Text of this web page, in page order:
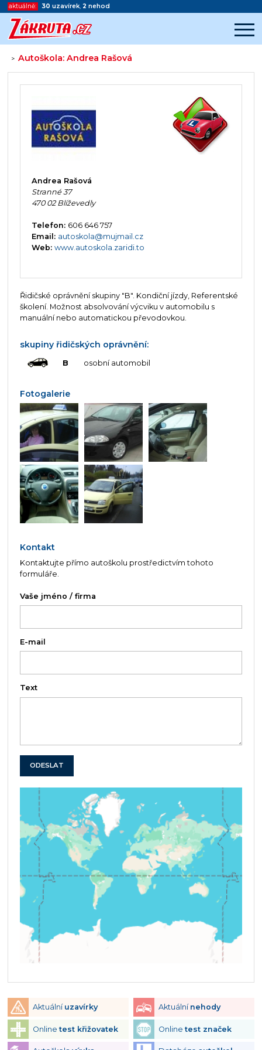
aktuálně: 30 uzavírek, 2 nehod
>Autoškola: Andrea Rašová
Začátek reklamy
Konec reklamy
Andrea Rašová
Stranné 37
470 02 Blíževedly
Telefon: 606 646 757
Email: autoskola@mujmail.cz
Web: www.autoskola.zaridi.to
Řidičské oprávnění skupiny "B". Kondiční jízdy, Referentské
školení. Možnost absolvování výcviku v automobilu s
manuální nebo automatickou převodovkou.
skupiny řidičských oprávnění:
B osobní automobil
Fotogalerie
Kontakt
Kontaktujte přímo autoškolu prostředictvím tohoto
formuláře.
Vaše jméno / firma
E-mail
Text
ODESLAT
Aktuální uzavírky Aktuální nehody
Onlinetest křižovatek Onlinetest značek